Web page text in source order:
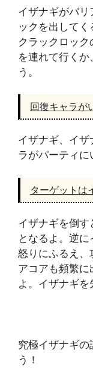
イザナギがバ
ックを出してく
クラックロッ
を連れて行く
う。
回復キャラが
イザナギ、イ
ラがパーティに
ターゲットは
イザナギを倒
となるよ。逆
怒りにふるえ、
アコアも頻繁
よ。イザナギを
究極イザナギの
う！